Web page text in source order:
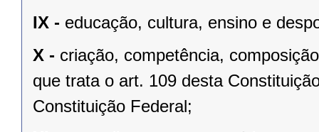
IX - educação, cultura, ensino e
X - criação, competência,
que trata o art. 109 desta
Constituição Federal;